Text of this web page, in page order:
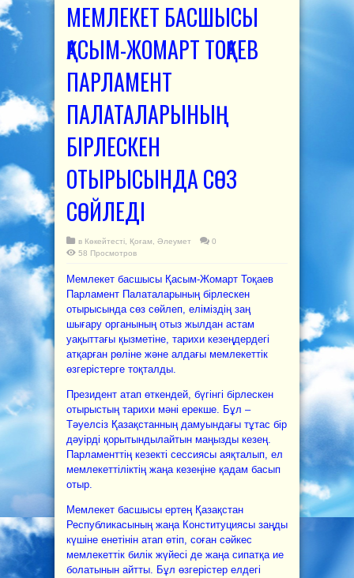
МЕМЛЕКЕТ БАСШЫСЫ
ҚАСЫМ-ЖОМАРТ ТОҚАЕВ
ПАРЛАМЕНТ
ПАЛАТАЛАРЫНЫҢ
БІРЛЕСКЕН
ОТЫРЫСЫНДА СӨЗ
СӨЙЛЕДІ
в Көкейтесті, Қоғам, Әлеумет
0
58 Просмотров
Мемлекет басшысы Қасым-Жомарт Тоқаев
Парламент Палаталарының бірлескен
отырысында сөз сөйлеп, еліміздің заң
шығару органының отыз жылдан астам
уақыттағы қызметіне, тарихи кезеңдердегі
атқарған рөліне және алдағы мемлекеттік
өзгерістерге тоқталды.
Президент атап өткендей, бүгінгі бірлескен
отырыстың тарихи мәні ерекше. Бұл –
Тәуелсіз Қазақстанның дамуындағы тұтас бір
дәуірді қорытындылайтын маңызды кезең.
Парламенттің кезекті сессиясы аяқталып, ел
мемлекеттіліктің жаңа кезеңіне қадам басып
отыр.
Мемлекет басшысы ертең Қазақстан
Республикасының жаңа Конституциясы заңды
күшіне енетінін атап өтіп, соған сәйкес
мемлекеттік билік жүйесі де жаңа сипатқа ие
болатынын айтты. Бұл өзгерістер елдегі